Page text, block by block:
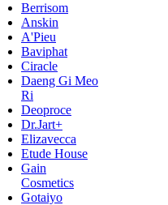
Berrisom
Anskin
A'Pieu
Baviphat
Ciracle
Daeng Gi Meo
Ri
Deoproce
Dr.Jart+
Elizavecca
Etude House
Gain
Cosmetics
Gotaiyo